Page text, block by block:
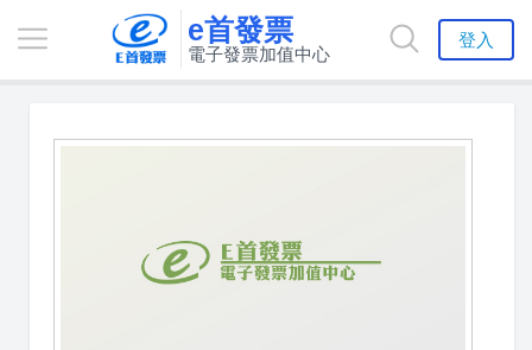
e首發票
電子發票加值中心
登入